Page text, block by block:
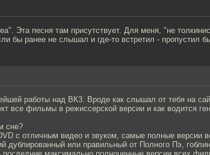
Эта песня там присутствует. Для меня, "не
бы ранее не слышал и где-то встретил - пропустил
работы над ВК3. Вроде как слышал от тебя на
все фильмы в режиссерской версии и как водится
сне?
с отличным видео и звуком, самые полные версии
дублированный или правильный от Полного Пэ,